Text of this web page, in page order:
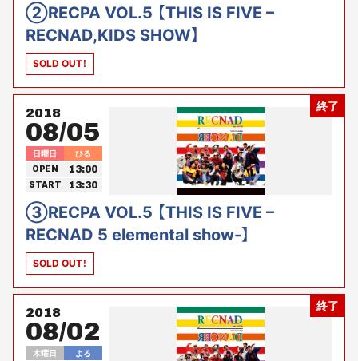
②RECPA VOL.5 【THIS IS FIVE –
RECNAD,KIDS SHOW】
SOLD OUT！
終了
2018
08/05
日曜日 ひる
OPEN 13:00
START 13:30
③RECPA VOL.5 【THIS IS FIVE –
RECNAD 5 elemental show-】
SOLD OUT！
終了
2018
08/02
木曜日 よる